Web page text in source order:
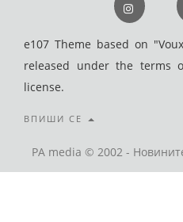
e107 Theme based on
released under the terms
license.
ВПИШИ СЕ
PA media © 2002 -